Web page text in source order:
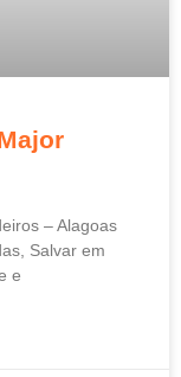
– Alagoas
Salvar em
e